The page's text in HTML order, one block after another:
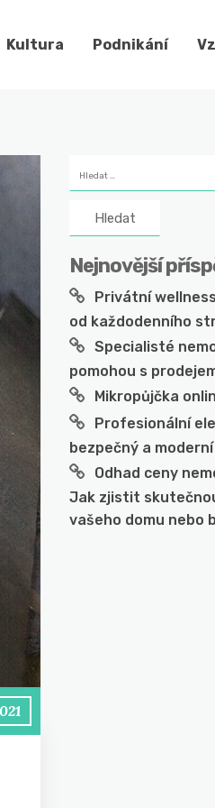
Kultura Podnikání
Nejnovější
Privátní
od každodenního
Specialisté
pomohou s
Mikropůjčka
Profesionální
bezpečný a
Odhad ceny
Jak zjistit
vašeho domu nebo